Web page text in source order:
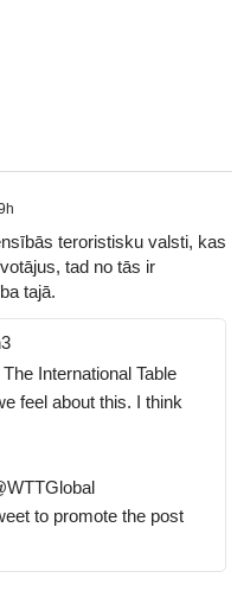
teroristisku valsti, kas
tad no tās ir
tajā.
International Table
feel about this. I think
to promote the post